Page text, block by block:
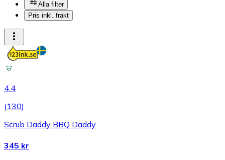
Alla filter
Pris inkl. frakt
4.4
(130)
Scrub Daddy BBQ Daddy
345 kr